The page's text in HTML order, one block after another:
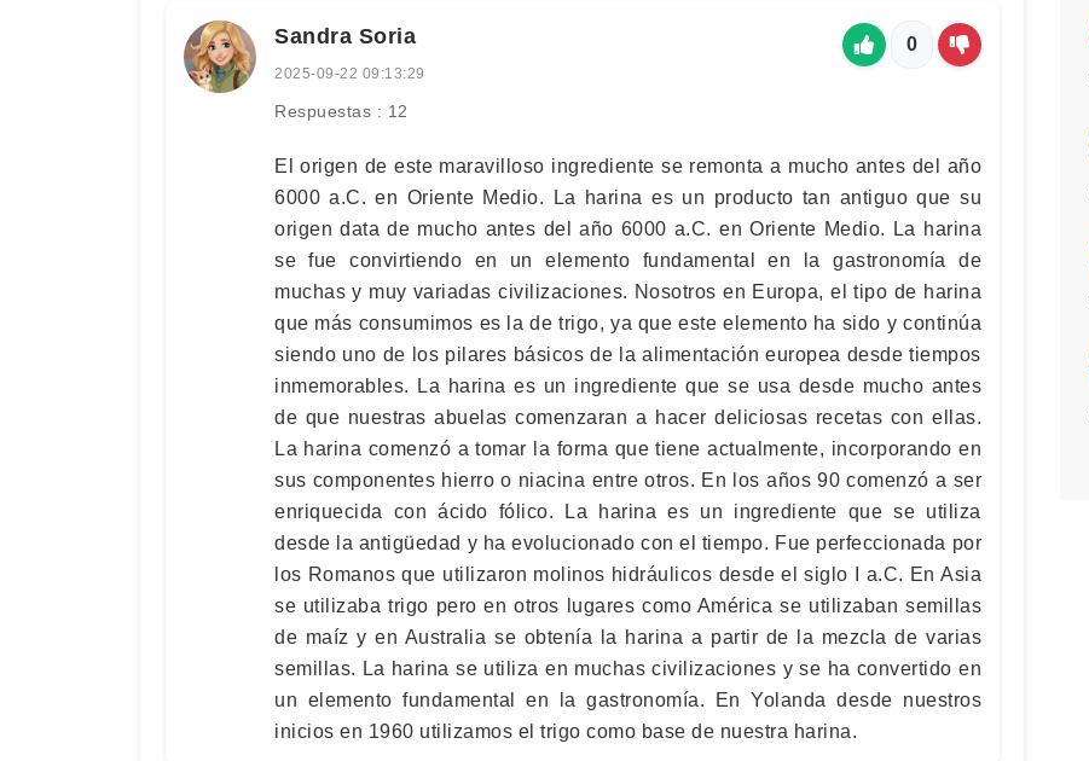
Sandra Soria
2025-09-22 09:13:29
Respuestas : 12
0
El origen de este maravilloso ingrediente se remonta a mucho antes del año
6000 a.C. en Oriente Medio. La harina es un producto tan antiguo que su
origen data de mucho antes del año 6000 a.C. en Oriente Medio. La harina
se fue convirtiendo en un elemento fundamental en la gastronomía de
muchas y muy variadas civilizaciones. Nosotros en Europa, el tipo de harina
que más consumimos es la de trigo, ya que este elemento ha sido y continúa
siendo uno de los pilares básicos de la alimentación europea desde tiempos
inmemorables. La harina es un ingrediente que se usa desde mucho antes
de que nuestras abuelas comenzaran a hacer deliciosas recetas con ellas.
La harina comenzó a tomar la forma que tiene actualmente, incorporando en
sus componentes hierro o niacina entre otros. En los años 90 comenzó a ser
enriquecida con ácido fólico. La harina es un ingrediente que se utiliza
desde la antigüedad y ha evolucionado con el tiempo. Fue perfeccionada por
los Romanos que utilizaron molinos hidráulicos desde el siglo I a.C. En Asia
se utilizaba trigo pero en otros lugares como América se utilizaban semillas
de maíz y en Australia se obtenía la harina a partir de la mezcla de varias
semillas. La harina se utiliza en muchas civilizaciones y se ha convertido en
un elemento fundamental en la gastronomía. En Yolanda desde nuestros
inicios en 1960 utilizamos el trigo como base de nuestra harina.